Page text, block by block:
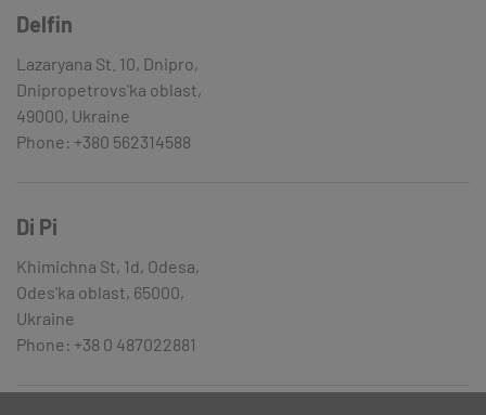
Delfin
Lazaryana St. 10, Dnipro,
Dnipropetrovs'ka oblast,
49000, Ukraine
Phone: +380 562314588
Di Pi
Khimichna St, 1d, Odesa,
Odes'ka oblast, 65000,
Ukraine
Phone: +38 0 487022881